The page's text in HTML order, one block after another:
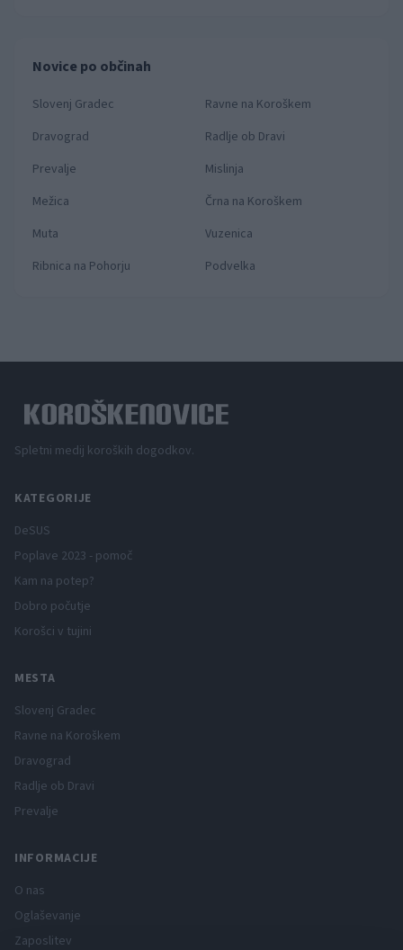
Novice po občinah
Slovenj Gradec
Ravne na Koroškem
Dravograd
Radlje ob Dravi
Prevalje
Mislinja
Mežica
Črna na Koroškem
Muta
Vuzenica
Ribnica na Pohorju
Podvelka
Spletni medij koroških dogodkov.
KATEGORIJE
DeSUS
Poplave 2023 - pomoč
Kam na potep?
Dobro počutje
Korošci v tujini
MESTA
Slovenj Gradec
Ravne na Koroškem
Dravograd
Radlje ob Dravi
Prevalje
INFORMACIJE
O nas
Oglaševanje
Zaposlitev